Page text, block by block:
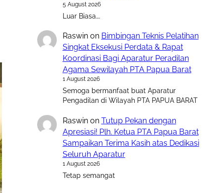
5 August 2026
Luar Biasa….
Raswinon Bimbingan Teknis Pelatihan
Singkat Eksekusi Perdata & Rapat
Koordinasi Bagi Aparatur Peradilan
Agama Sewilayah PTA Papua Barat
1 August 2026
Semoga bermanfaat buat Aparatur
Pengadilan di Wilayah PTA PAPUA BARAT
Raswinon Tutup Pekan dengan
Apresiasi! Plh. Ketua PTA Papua Barat
Sampaikan Terima Kasih atas Dedikasi
Seluruh Aparatur
1 August 2026
Tetap semangat